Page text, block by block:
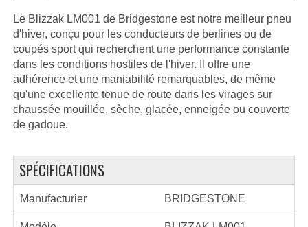
Le Blizzak LM001 de Bridgestone est notre meilleur pneu
d'hiver, conçu pour les conducteurs de berlines ou de
coupés sport qui recherchent une performance constante
dans les conditions hostiles de l'hiver. Il offre une
adhérence et une maniabilité remarquables, de même
qu'une excellente tenue de route dans les virages sur
chaussée mouillée, sèche, glacée, enneigée ou couverte
de gadoue.
SPÉCIFICATIONS
Manufacturier BRIDGESTONE